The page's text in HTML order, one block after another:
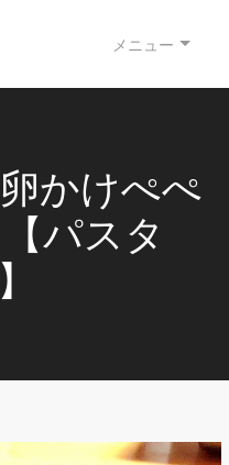
メニュー
かけぺぺ
パスタ